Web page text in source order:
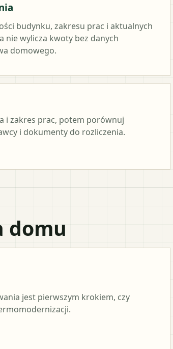
budynku, zakresu prac i aktualnych
nie wylicza kwoty bez danych
domowego.
i zakres prac, potem porównuj
i dokumenty do rozliczenia.
domu
jest pierwszym krokiem, czy